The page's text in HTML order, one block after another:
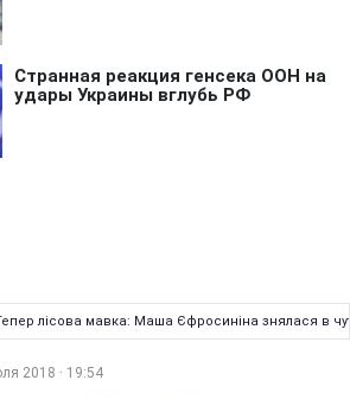
лісова мавка: Маша Єфросиніна знялася в
2018 · 19:54